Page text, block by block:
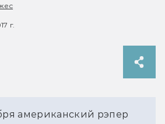
г.
американский рэпер